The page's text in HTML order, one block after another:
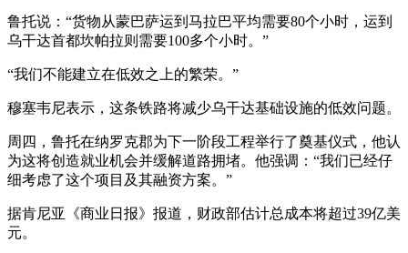
鲁托说：“货物从蒙巴萨运到马拉巴平均需要80个小时，运到
乌干达首都坎帕拉则需要100多个小时。”
“我们不能建立在低效之上的繁荣。”
穆塞韦尼表示，这条铁路将减少乌干达基础设施的低效问题。
周四，鲁托在纳罗克郡为下一阶段工程举行了奠基仪式，他认
为这将创造就业机会并缓解道路拥堵。他强调：“我们已经仔
细考虑了这个项目及其融资方案。”
据肯尼亚《商业日报》报道，财政部估计总成本将超过39亿美
元。